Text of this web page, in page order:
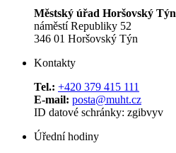
Městský úřad Horšovský Týn
náměstí Republiky 52
346 01 Horšovský Týn
Kontakty
Tel.: +420 379 415 111
E-mail: posta@muht.cz
ID datové schránky: zgibvyv
Úřední hodiny